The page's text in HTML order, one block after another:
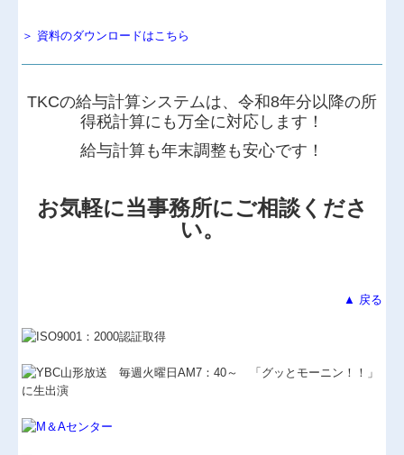
＞ 資料のダウンロードはこちら
TKCの給与計算システムは、令和8年分以降の所
得税計算にも万全に対応します！
給与計算も年末調整も安心です！
お気軽に当事務所にご相談くださ
い。
▲ 戻る